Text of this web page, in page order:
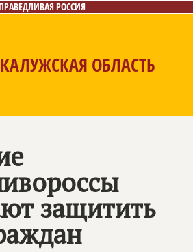
РОССИЯ
КАЛУЖСКАЯ ОБЛАСТЬ
защитить